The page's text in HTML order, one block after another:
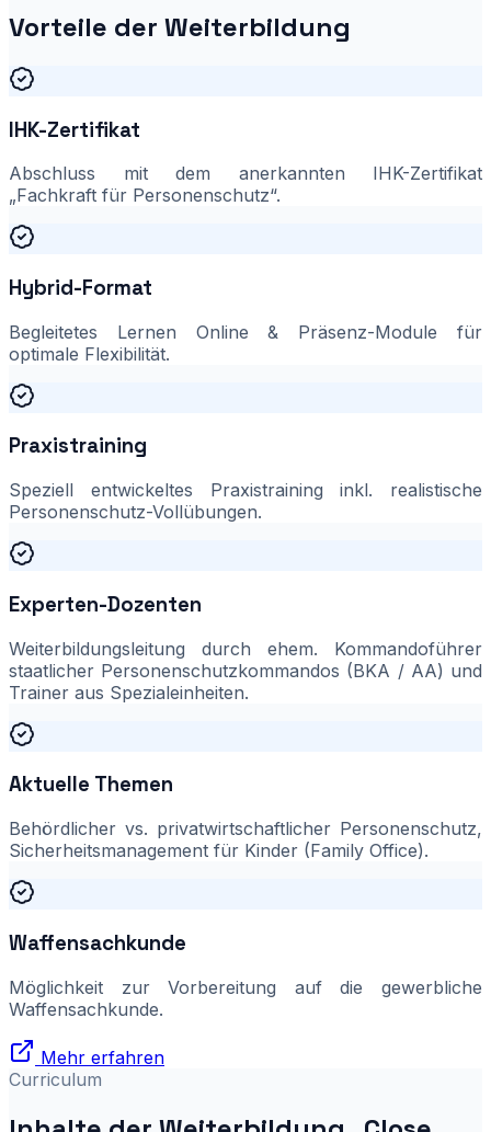
Vorteile der Weiterbildung
IHK-Zertifikat
Abschluss mit dem anerkannten IHK-Zertifikat
„Fachkraft für Personenschutz“.
Hybrid-Format
Begleitetes Lernen Online & Präsenz-Module für
optimale Flexibilität.
Praxistraining
Speziell entwickeltes Praxistraining inkl. realistische
Personenschutz-Vollübungen.
Experten-Dozenten
Weiterbildungsleitung durch ehem. Kommandoführer
staatlicher Personenschutzkommandos (BKA / AA) und
Trainer aus Spezialeinheiten.
Aktuelle Themen
Behördlicher vs. privatwirtschaftlicher Personenschutz,
Sicherheitsmanagement für Kinder (Family Office).
Waffensachkunde
Möglichkeit zur Vorbereitung auf die gewerbliche
Waffensachkunde.
Mehr erfahren
Curriculum